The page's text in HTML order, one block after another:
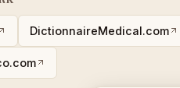
DictionnaireMedical.com